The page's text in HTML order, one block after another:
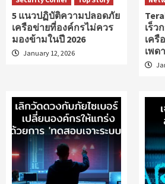
5 แนวปฏิบัติความปลอดภัย
เครือข่ายที่องค์กรไม่ควร
มองข้ามในปี 2026
January 12, 2026
เร็ว
เครื
เพด